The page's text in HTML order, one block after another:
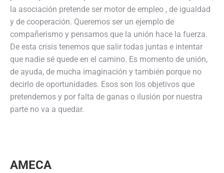
la asociación pretende ser motor de empleo , de igualdad
y de cooperación. Queremos ser un ejemplo de
compañerismo y pensamos que la unión hace la fuerza.
De esta crisis tenemos que salir todas juntas e intentar
que nadie sé quede en el camino. Es momento de unión,
de ayuda, de mucha imaginación y también porque no
decirlo de oportunidades. Esos son los objetivos que
pretendemos y por falta de ganas o ilusión por nuestra
parte no va a quedar.
AMECA